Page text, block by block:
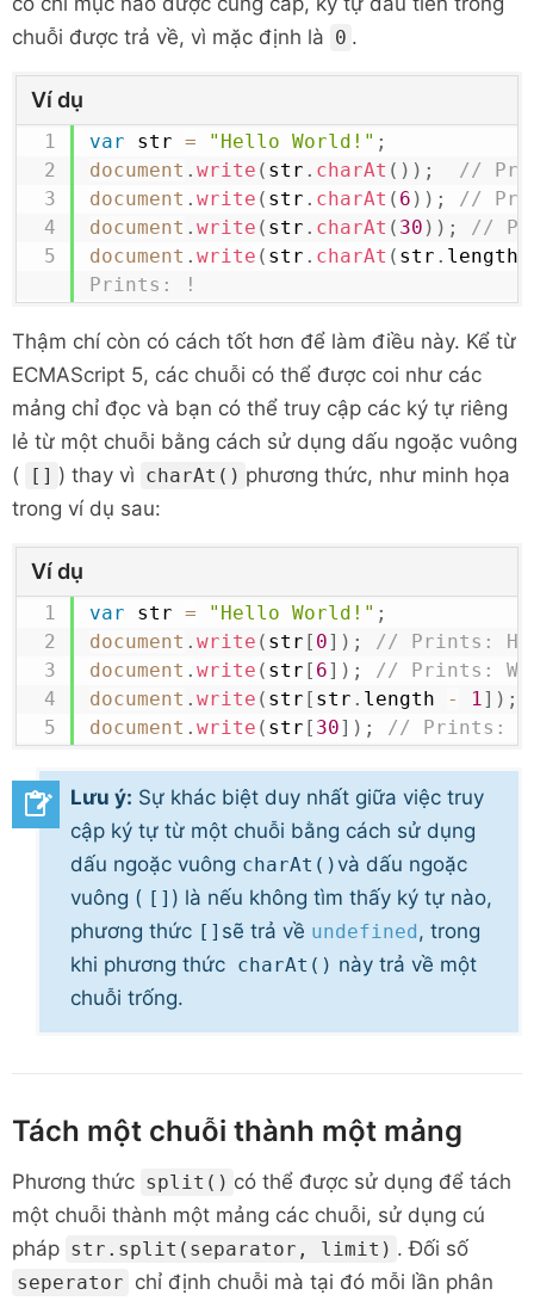
chuỗi được trả về, vì mặc định là 0 .
Ví dụ
var str = "Hello World!" ;
document . write ( str . charAt ( ) ) ;
//
document . write ( str . charAt ( 6 ) ) ;
//
document . write ( str . charAt ( 30 ) ) ;
//
document . write ( str . charAt ( str . length
Prints: !
Thậm chí còn có cách tốt hơn để làm điều này. Kể từ
ECMAScript 5, các chuỗi có thể được coi như các
mảng chỉ đọc và bạn có thể truy cập các ký tự riêng
lẻ từ một chuỗi bằng cách sử dụng dấu ngoặc vuông
(
[] ) thay vì charAt() phương thức, như minh họa
trong ví dụ sau:
Ví dụ
var str = "Hello World!" ;
document . write ( str [ 0] ) ;
// Prints: H
document . write ( str [ 6] ) ;
// Prints: W
document . write ( str [ str . length - 1] ) ;
document . write ( str [ 30] ) ; // Prints:
Lưu ý: Sự khác biệt duy nhất giữa việc truy
cập ký tự từ một chuỗi bằng cách sử dụng
dấu ngoặc vuông charAt()và dấu ngoặc
vuông ( [] ) là nếu không tìm thấy ký tự nào,
phương thức [] sẽ trả về undefined, trong
khi phương thức charAt() này trả về một
chuỗi trống.
Tách một chuỗi thành một mảng
Phương thức split() có thể được sử dụng để tách
một chuỗi thành một mảng các chuỗi, sử dụng cú
pháp str.split(separator, limit) . Đối số
seperator chỉ định chuỗi mà tại đó mỗi lần phân